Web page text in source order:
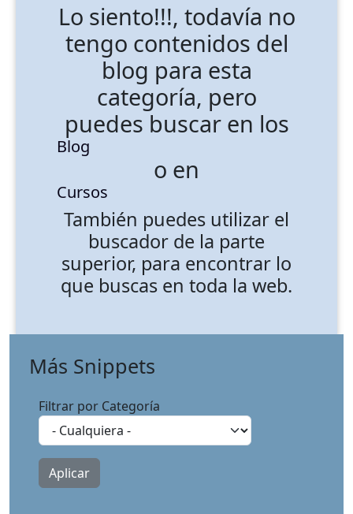
Lo siento!!!, todavía no
tengo contenidos del
blog para esta
categoría, pero
puedes buscar en los
Blog
o en
Cursos
También puedes utilizar el
buscador de la parte
superior, para encontrar lo
que buscas en toda la web.
Más Snippets
Filtrar por Categoría